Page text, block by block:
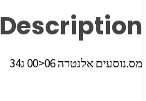
Description
מס.נוסעים אלנטרה 06<00 ג34